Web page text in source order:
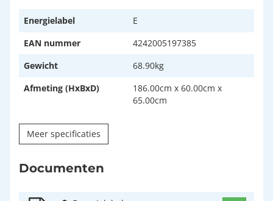
Energielabel
E
EAN nummer
4242005197385
Gewicht
68.90kg
Afmeting (HxBxD)
186.00cm x 60.00cm x
65.00cm
Meer specificaties
Documenten